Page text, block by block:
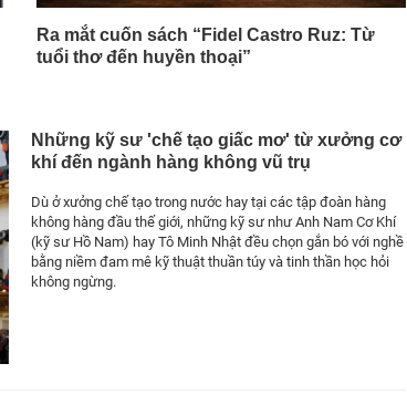
Ra mắt cuốn sách “Fidel Castro Ruz: Từ
tuổi thơ đến huyền thoại”
Những kỹ sư 'chế tạo giấc mơ' từ xưởng cơ
khí đến ngành hàng không vũ trụ
Dù ở xưởng chế tạo trong nước hay tại các tập đoàn hàng
không hàng đầu thế giới, những kỹ sư như Anh Nam Cơ Khí
(kỹ sư Hồ Nam) hay Tô Minh Nhật đều chọn gắn bó với nghề
bằng niềm đam mê kỹ thuật thuần túy và tinh thần học hỏi
không ngừng.